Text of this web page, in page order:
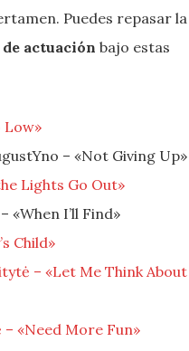
Puedes repasar la
actuación bajo estas
Low»
– «Not Giving Up»
Lights Go Out»
«When I’ll Find»
Child»
– «Let Me Think About
«Need More Fun»